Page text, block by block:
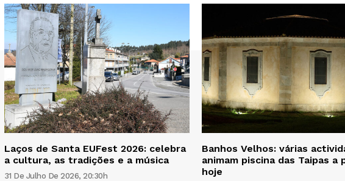
Laços de Santa EUFest 2026: celebra
a cultura, as tradições e a música
31 De Julho De 2026, 20:30h
Banhos Velhos: várias
animam piscina das Taipas a
hoje